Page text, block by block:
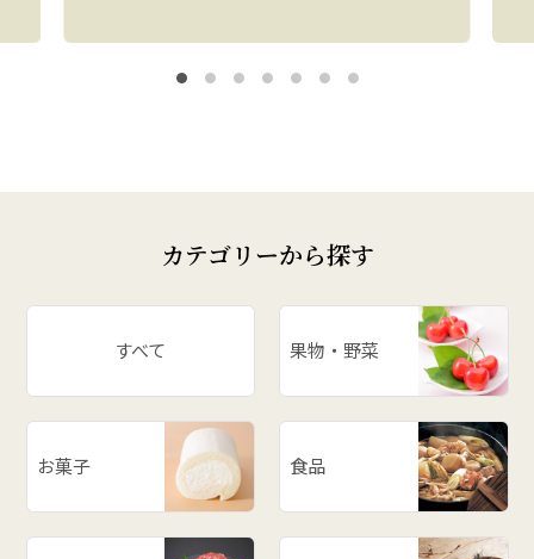
カテゴリーから探す
すべて 果物・野菜
お菓子 食品